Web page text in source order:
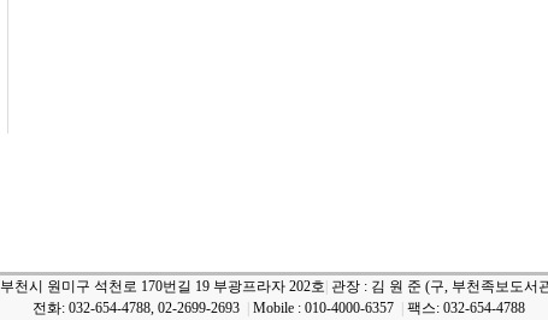
부천시 원미구 석천로 170번길 19 부광프라자 202호 관장 : 김 원 준 (구, 부천족보도서
전화: 032-654-4788, 02-2699-2693
Mobile : 010-4000-6357 팩스: 032-654-4788